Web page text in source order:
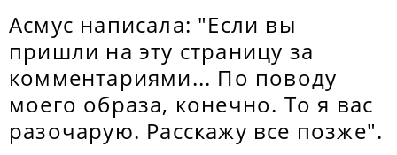
Асмус написала: "Если вы
пришли на эту страницу за
комментариями... По поводу
моего образа, конечно. То я вас
разочарую. Расскажу все позже".